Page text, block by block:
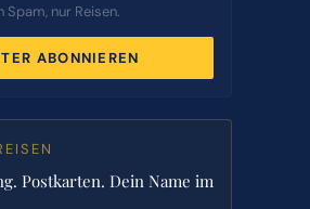
nur Reisen.
ABONNIEREN
Postkarten. Dein Name im